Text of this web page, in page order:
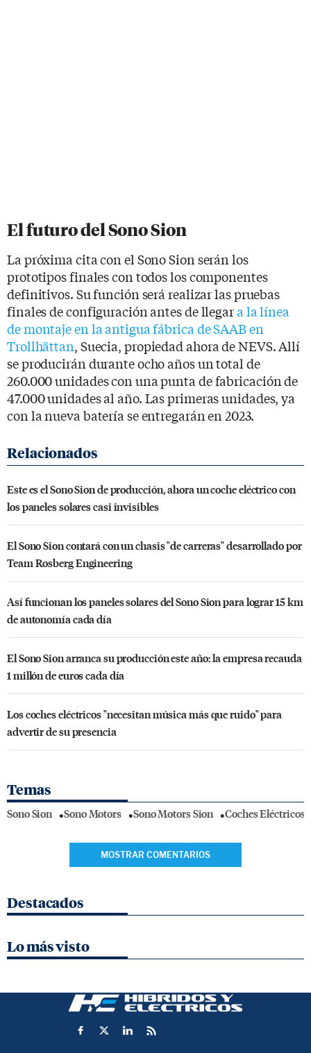
El futuro del Sono Sion
La próxima cita con el Sono Sion serán los
prototipos finales con todos los componentes
definitivos. Su función será realizar las pruebas
finales de configuración antes de llegara la línea
de montaje en la antigua fábrica de SAAB en
Trollhättan, Suecia, propiedad ahora de NEVS. Allí
se producirán durante ocho años un total de
260.000 unidades con una punta de fabricación de
47.000 unidades al año. Las primeras unidades, ya
con la nueva batería se entregarán en 2023.
Este es el Sono Sion de producción, ahora un coche eléctrico con
los paneles solares casi invisibles
El Sono Sion contará con un chasis "de carreras" desarrollado por
Team Rosberg Engineering
Así funcionan los paneles solares del Sono Sion para lograr 15 km
de autonomía cada día
El Sono Sion arranca su producción este año: la empresa recauda
1 millón de euros cada día
Los coches eléctricos "necesitan música más que ruido" para
advertir de su presencia
Temas
Sono Sion Sono Motors Sono Motors Sion Coches Eléctricos
MOSTRAR COMENTARIOS
Destacados
Lo más visto